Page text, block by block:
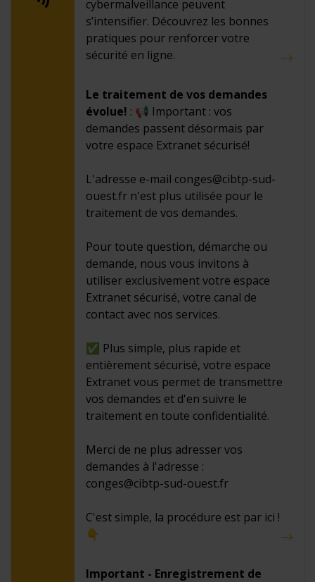
cybermalveillance peuvent
s’intensifier. Découvrez les bonnes
pratiques pour renforcer votre
sécurité en ligne.
Le traitement de vos demandes
évolue! : 📢 Important : vos
demandes passent désormais par
votre espace Extranet sécurisé!
L'adresse e-mail conges@cibtp-sud-
ouest.fr n'est plus utilisée pour le
traitement de vos demandes.
Pour toute question, démarche ou
demande, nous vous invitons à
utiliser exclusivement votre espace
Extranet sécurisé, votre canal de
contact avec nos services.
✅ Plus simple, plus rapide et
entièrement sécurisé, votre espace
Extranet vous permet de transmettre
vos demandes et d'en suivre le
traitement en toute confidentialité.
Merci de ne plus adresser vos
demandes à l'adresse :
conges@cibtp-sud-ouest.fr
C'est simple, la procédure est par ici !
👇
Important - Enregistrement de